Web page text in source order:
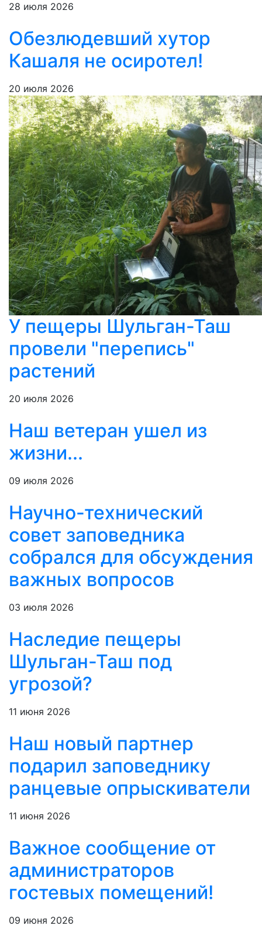
28 июля 2026
Обезлюдевший хутор
Кашаля не осиротел!
20 июля 2026
У пещеры Шульган-Таш
провели "перепись"
растений
20 июля 2026
Наш ветеран ушел из
жизни...
09 июля 2026
Научно-технический
совет заповедника
собрался для обсуждения
важных вопросов
03 июля 2026
Наследие пещеры
Шульган-Таш под
угрозой?
11 июня 2026
Наш новый партнер
подарил заповеднику
ранцевые опрыскиватели
11 июня 2026
Важное сообщение от
администраторов
гостевых помещений!
09 июня 2026